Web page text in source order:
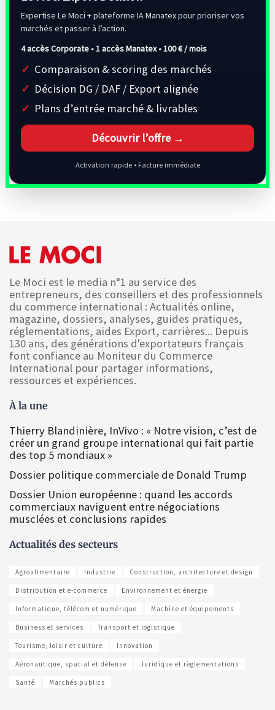
Expertise Le Moci + plateforme IA Manatex pour prioriser vos
marchés et passer à l’action.
4 accès Corporate • 1 accès Manatex •100 € / mois
Comparaison & scoring des marchés
Décision DG / DAF / Export alignée
Plans d’entrée marché & livrables
Découvrir l’offre →
Activation rapide • Facture immédiate
Le Moci est le media n°1 au service des
entrepreneurs, des conseillers et des professionnels
du commerce international : Actualités online,
magazine, dossiers, analyses, guides pratiques,
réglementations, aides Export, carrières... Depuis
130 ans, des générations d'exportateurs français
font confiance au Moniteur du Commerce
International pour partager informations,
ressources et expériences.
À la une
Thierry Blandinière, InVivo : « Notre vision, c’est de
créer un grand groupe international qui fait partie
des top 5 mondiaux »
Dossier politique commerciale de Donald Trump
Dossier Union européenne : quand les accords
commerciaux naviguent entre négociations
musclées et conclusions rapides
Actualités des secteurs
Agroalimentaire Industrie Construction, architecture et design
Distribution et e-commerce Environnement et énergie
Informatique, télécom et numérique Machine et équipements
Business et services Transport et logistique
Tourisme, loisir et culture Innovation
Aéronautique, spatial et défense Juridique et règlementations
Santé Marchés publics